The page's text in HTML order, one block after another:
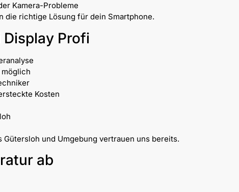
Kamera-Probleme
die richtige Lösung für dein Smartphone.
Display Profi
Kosten
und Umgebung vertrauen uns bereits.
ab